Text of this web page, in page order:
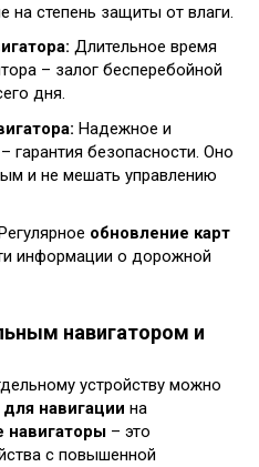
на степень защиты от влаги.
Длительное время
– залог бесперебойной
дня.
Надежное и
гарантия безопасности. Оно
и не мешать управлению
обновление карт
информации о дорожной
навигатором и
устройству можно
навигации на
навигаторы – это
с повышенной